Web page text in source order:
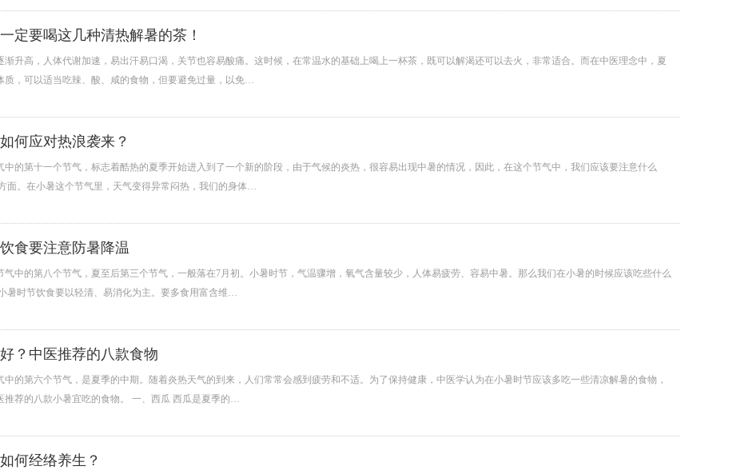
定要喝这几种清热解暑的茶！
渐升高，人体代谢加速，易出汗易口渴，关节也容易酸痛。这时候，在常温水的基础上喝上一杯茶，既可以解渴还可以去火，非常适合。而在中医理念中，夏
质，可以适当吃辣、酸、咸的食物，但要避免过量，以免…
何应对热浪袭来？
中的第十一个节气，标志着酷热的夏季开始进入到了一个新的阶段，由于气候的炎热，很容易出现中暑的情况，因此，在这个节气中，我们应该要注意什么
面。在小暑这个节气里，天气变得异常闷热，我们的身体…
食要注意防暑降温
气中的第八个节气，夏至后第三个节气，一般落在7月初。小暑时节，气温骤增，氧气含量较少，人体易疲劳、容易中暑。那么我们在小暑的时候应该吃些什么
暑时节饮食要以轻清、易消化为主。要多食用富含维…
？中医推荐的八款食物
中的第六个节气，是夏季的中期。随着炎热天气的到来，人们常常会感到疲劳和不适。为了保持健康，中医学认为在小暑时节应该多吃一些清凉解暑的食物，
推荐的八款小暑宜吃的食物。 一、西瓜 西瓜是夏季的…
何经络养生？